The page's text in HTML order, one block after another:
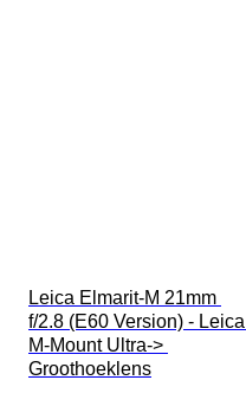
Leica Elmarit-M 21mm
f/2.8 (E60 Version) - Leica
M-Mount Ultra->
Groothoeklens